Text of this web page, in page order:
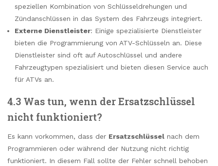
speziellen Kombination von Schlüsseldrehungen und
Zündanschlüssen in das System des Fahrzeugs integriert.
Externe Dienstleister: Einige spezialisierte Dienstleister
bieten die Programmierung von ATV-Schlüsseln an. Diese
Dienstleister sind oft auf Autoschlüssel und andere
Fahrzeugtypen spezialisiert und bieten diesen Service auch
für ATVs an.
4.3 Was tun, wenn der Ersatzschlüssel
nicht funktioniert?
Es kann vorkommen, dass der Ersatzschlüssel nach dem
Programmieren oder während der Nutzung nicht richtig
funktioniert. In diesem Fall sollte der Fehler schnell behoben